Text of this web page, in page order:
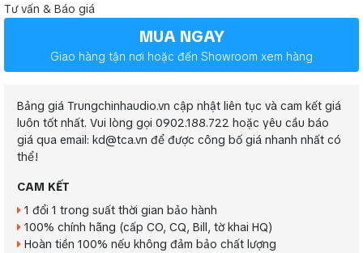
Tư vấn & Báo giá
MUA NGAY
Giao hàng tận nơi hoặc đến Showroom xem hàng
Bảng giá Trungchinhaudio.vn cập nhật liên tục và cam kết giá
luôn tốt nhất. Vui lòng gọi 0902.188.722 hoặc yêu cầu báo
giá qua email: kd@tca.vn để được công bố giá nhanh nhất có
thể!
CAM KẾT
1 đổi 1 trong suất thời gian bảo hành
100% chính hãng (cấp CO, CQ, Bill, tờ khai HQ)
Hoàn tiền 100% nếu không đảm bảo chất lượng